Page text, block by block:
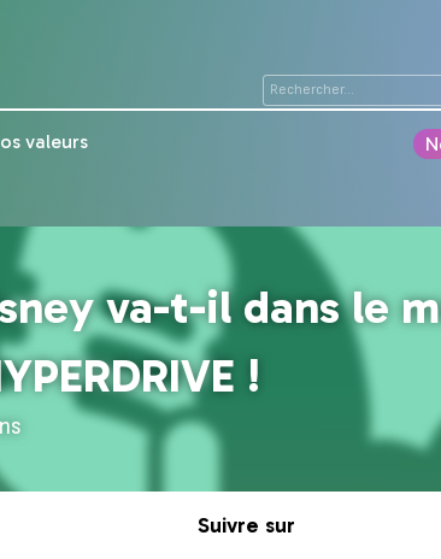
valeurs
va-t-il dans le
!
Suivre sur